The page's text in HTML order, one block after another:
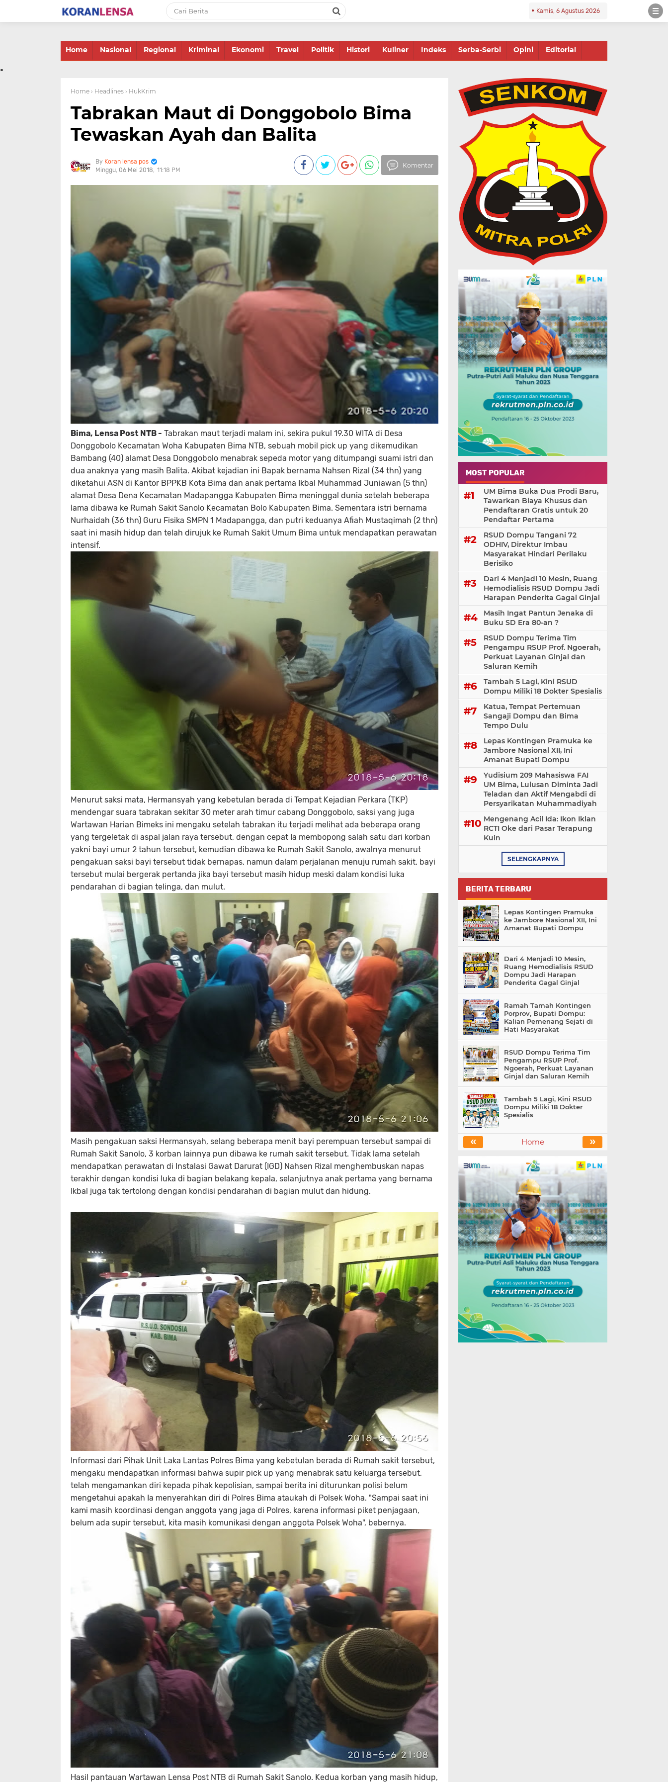
Kamis, 6 Agustus 2026
Home Nasional Regional Kriminal Ekonomi Travel Politik Histori Kuliner Indeks Serba-Serbi Opini Editorial
.
Home › Headlines › HukKrim
Tabrakan Maut di Donggobolo Bima
Tewaskan Ayah dan Balita
Koran lensa pos
Minggu, 06 Mei 2018
11:18 PM
Komentar
Bima, Lensa Post NTB - Tabrakan maut terjadi malam ini, sekira pukul 19.30 WITA di Desa
Donggobolo Kecamatan Woha Kabupaten Bima NTB, sebuah mobil pick up yang dikemudikan
Bambang (40) alamat Desa Donggobolo menabrak sepeda motor yang ditumpangi suami istri dan
dua anaknya yang masih Balita. Akibat kejadian ini Bapak bernama Nahsen Rizal (34 thn) yang
diketahui ASN di Kantor BPPKB Kota Bima dan anak pertama Ikbal Muhammad Juniawan (5 thn)
alamat Desa Dena Kecamatan Madapangga Kabupaten Bima meninggal dunia setelah beberapa
lama dibawa ke Rumah Sakit Sanolo Kecamatan Bolo Kabupaten Bima. Sementara istri bernama
Nurhaidah (36 thn) Guru Fisika SMPN 1 Madapangga, dan putri keduanya Afiah Mustaqimah (2 thn)
saat ini masih hidup dan telah dirujuk ke Rumah Sakit Umum Bima untuk mendapatkan perawatan
intensif.
Menurut saksi mata, Hermansyah yang kebetulan berada di Tempat Kejadian Perkara (TKP)
mendengar suara tabrakan sekitar 30 meter arah timur cabang Donggobolo, saksi yang juga
Wartawan Harian Bimeks ini mengaku setelah tabrakan itu terjadi melihat ada beberapa orang
yang tergeletak di aspal jalan raya tersebut, dengan cepat Ia membopong salah satu dari korban
yakni bayi umur 2 tahun tersebut, kemudian dibawa ke Rumah Sakit Sanolo, awalnya menurut
pengakuan saksi bayi tersebut tidak bernapas, namun dalam perjalanan menuju rumah sakit, bayi
tersebut mulai bergerak pertanda jika bayi tersebut masih hidup meski dalam kondisi luka
pendarahan di bagian telinga, dan mulut.
Masih pengakuan saksi Hermansyah, selang beberapa menit bayi perempuan tersebut sampai di
Rumah Sakit Sanolo, 3 korban lainnya pun dibawa ke rumah sakit tersebut. Tidak lama setelah
mendapatkan perawatan di Instalasi Gawat Darurat (IGD) Nahsen Rizal menghembuskan napas
terakhir dengan kondisi luka di bagian belakang kepala, selanjutnya anak pertama yang bernama
Ikbal juga tak tertolong dengan kondisi pendarahan di bagian mulut dan hidung.
Informasi dari Pihak Unit Laka Lantas Polres Bima yang kebetulan berada di Rumah sakit tersebut,
mengaku mendapatkan informasi bahwa supir pick up yang menabrak satu keluarga tersebut,
telah mengamankan diri kepada pihak kepolisian, sampai berita ini diturunkan polisi belum
mengetahui apakah Ia menyerahkan diri di Polres Bima ataukah di Polsek Woha. "Sampai saat ini
kami masih koordinasi dengan anggota yang jaga di Polres, karena informasi piket penjagaan,
belum ada supir tersebut, kita masih komunikasi dengan anggota Polsek Woha", bebernya.
Hasil pantauan Wartawan Lensa Post NTB di Rumah Sakit Sanolo. Kedua korban yang masih hidup,
MOST POPULAR
UM Bima Buka Dua Prodi Baru,
Tawarkan Biaya Khusus dan
Pendaftaran Gratis untuk 20
Pendaftar Pertama
RSUD Dompu Tangani 72
ODHIV, Direktur Imbau
Masyarakat Hindari Perilaku
Berisiko
Dari 4 Menjadi 10 Mesin, Ruang
Hemodialisis RSUD Dompu Jadi
Harapan Penderita Gagal Ginjal
Masih Ingat Pantun Jenaka di
Buku SD Era 80-an ?
RSUD Dompu Terima Tim
Pengampu RSUP Prof. Ngoerah,
Perkuat Layanan Ginjal dan
Saluran Kemih
Tambah 5 Lagi, Kini RSUD
Dompu Miliki 18 Dokter Spesialis
Katua, Tempat Pertemuan
Sangaji Dompu dan Bima
Tempo Dulu
Lepas Kontingen Pramuka ke
Jambore Nasional XII, Ini
Amanat Bupati Dompu
Yudisium 209 Mahasiswa FAI
UM Bima, Lulusan Diminta Jadi
Teladan dan Aktif Mengabdi di
Persyarikatan Muhammadiyah
Mengenang Acil Ida: Ikon Iklan
RCTI Oke dari Pasar Terapung
Kuin
SELENGKAPNYA
BERITA TERBARU
Lepas Kontingen Pramuka
ke Jambore Nasional XII, Ini
Amanat Bupati Dompu
Dari 4 Menjadi 10 Mesin,
Ruang Hemodialisis RSUD
Dompu Jadi Harapan
Penderita Gagal Ginjal
Ramah Tamah Kontingen
Porprov, Bupati Dompu:
Kalian Pemenang Sejati di
Hati Masyarakat
RSUD Dompu Terima Tim
Pengampu RSUP Prof.
Ngoerah, Perkuat Layanan
Ginjal dan Saluran Kemih
Tambah 5 Lagi, Kini RSUD
Dompu Miliki 18 Dokter
Spesialis
« »
Home